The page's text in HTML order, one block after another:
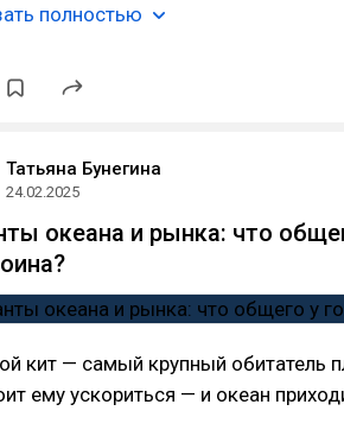
полностью
Татьяна Бунегина
24.02.2025
океана и рынка: что
кит — самый крупный обитатель
ему ускориться — и океан